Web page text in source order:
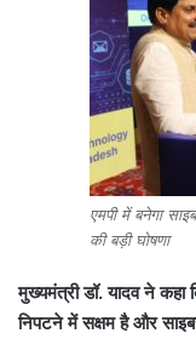
एमपी में बनेगा
की बड़ी घोषणा
मुख्यमंत्री डॉ. यादव ने
निपटने में सक्षम है और